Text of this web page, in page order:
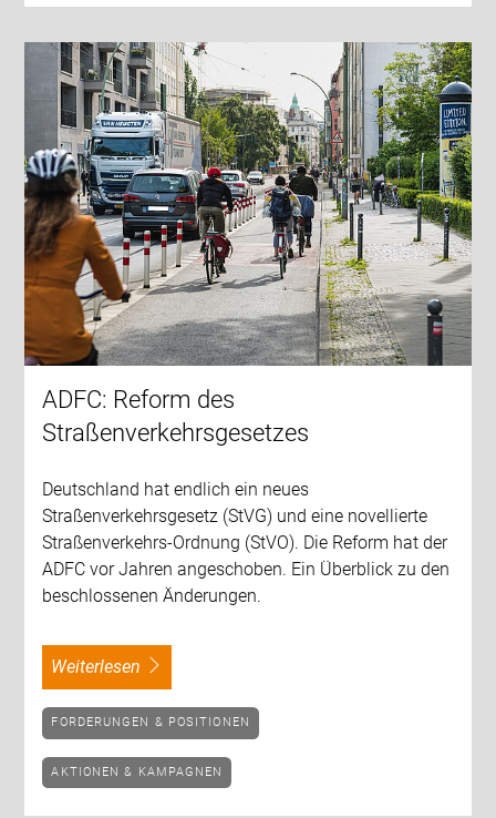
ADFC: Reform des
Straßenverkehrsgesetzes
Deutschland hat endlich ein neues
Straßenverkehrsgesetz (StVG) und eine novellierte
Straßenverkehrs-Ordnung (StVO). Die Reform hat der
ADFC vor Jahren angeschoben. Ein Überblick zu den
beschlossenen Änderungen.
weiterlesen
FORDERUNGEN & POSITIONEN
AKTIONEN & KAMPAGNEN